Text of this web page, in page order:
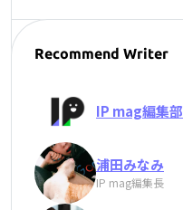
Recommend Writer
IP mag編集部
浦田みなみ
IP mag編集長